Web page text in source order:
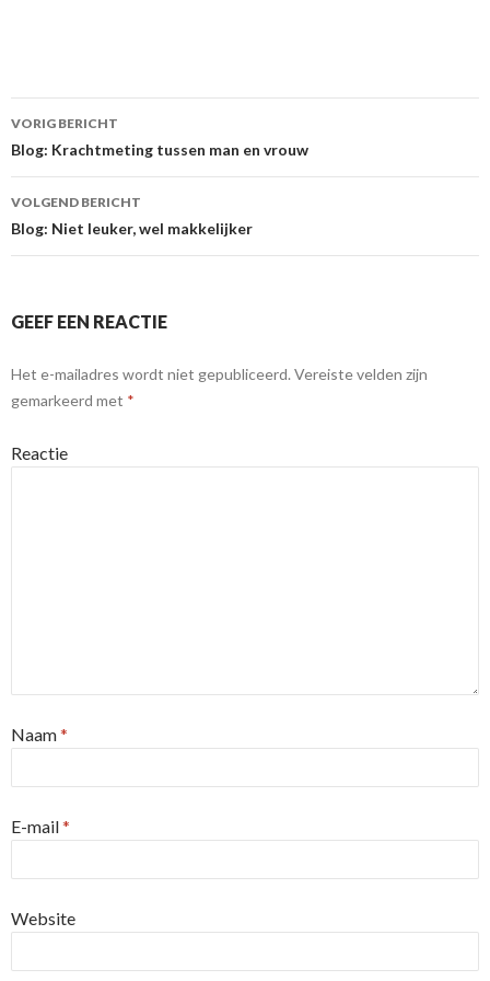
Berichtnavigatie
VORIG BERICHT
Blog: Krachtmeting tussen man en vrouw
VOLGEND BERICHT
Blog: Niet leuker, wel makkelijker
GEEF EEN REACTIE
Het e-mailadres wordt niet gepubliceerd. Vereiste velden zijn
gemarkeerd met *
Reactie
Naam*
E-mail*
Website